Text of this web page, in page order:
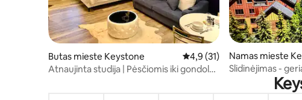
Butas mieste Keystone Vidutinis įvertinimas: 4,9 iš
4,9 (31)
Atnaujinta studija | Pėsčiomis iki gondolos
Namas mieste
Slidinėjimas -